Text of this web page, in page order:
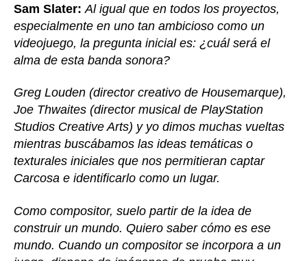
Sam Slater: Al igual que en todos los proyectos,
especialmente en uno tan ambicioso como un
videojuego, la pregunta inicial es: ¿cuál será el
alma de esta banda sonora?
Greg Louden (director creativo de Housemarque),
Joe Thwaites (director musical de PlayStation
Studios Creative Arts) y yo dimos muchas vueltas
mientras buscábamos las ideas temáticas o
texturales iniciales que nos permitieran captar
Carcosa e identificarlo como un lugar.
Como compositor, suelo partir de la idea de
construir un mundo. Quiero saber cómo es ese
mundo. Cuando un compositor se incorpora a un